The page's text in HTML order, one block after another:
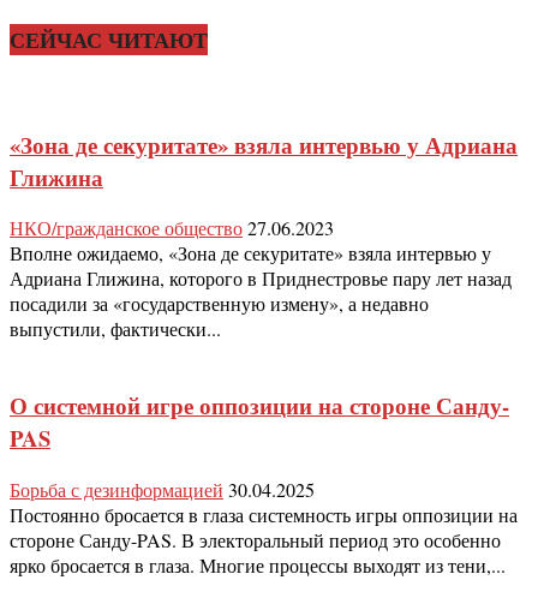
СЕЙЧАС ЧИТАЮТ
«Зона де секуритате» взяла интервью у Адриана
Глижина
НКО/гражданское общество27.06.2023
Вполне ожидаемо, «Зона де секуритате» взяла интервью у
Адриана Глижина, которого в Приднестровье пару лет назад
посадили за «государственную измену», а недавно
выпустили, фактически...
О системной игре оппозиции на стороне Санду-
PAS
Борьба с дезинформацией 30.04.2025
Постоянно бросается в глаза системность игры оппозиции на
стороне Санду-PAS. В электоральный период это особенно
ярко бросается в глаза. Многие процессы выходят из тени,...